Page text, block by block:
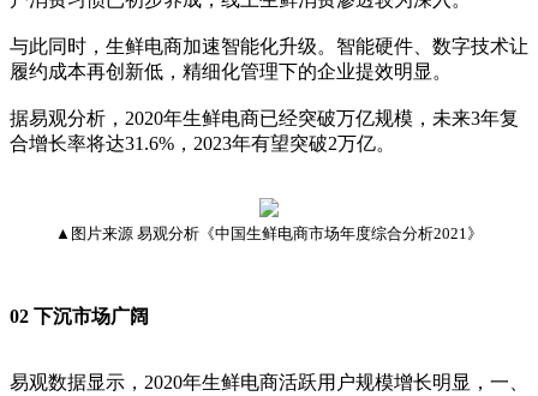
与此同时，生鲜电商加速智能化升级。智能硬件、数字技术让
履约成本再创新低，精细化管理下的企业提效明显。
据易观分析，2020年生鲜电商已经突破万亿规模，未来3年复
合增长率将达31.6%，2023年有望突破2万亿。
▲图片来源 易观分析《中国生鲜电商市场年度综合分析2021》
02 下沉市场广阔
易观数据显示，2020年生鲜电商活跃用户规模增长明显，一、